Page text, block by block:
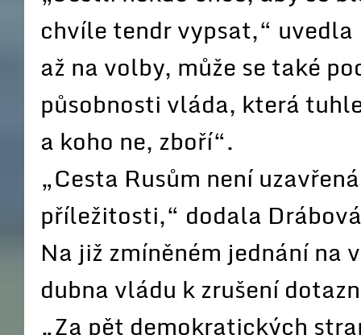
chvíle tendr vypsat,“ uvedla
až na volby, může se také
působnosti vláda, která
a koho ne, zboří“.
„Cesta Rusům není
příležitosti,“ dodala
Na již zmíněném jednání na
dubna vládu k zrušení
„Za pět demokratických